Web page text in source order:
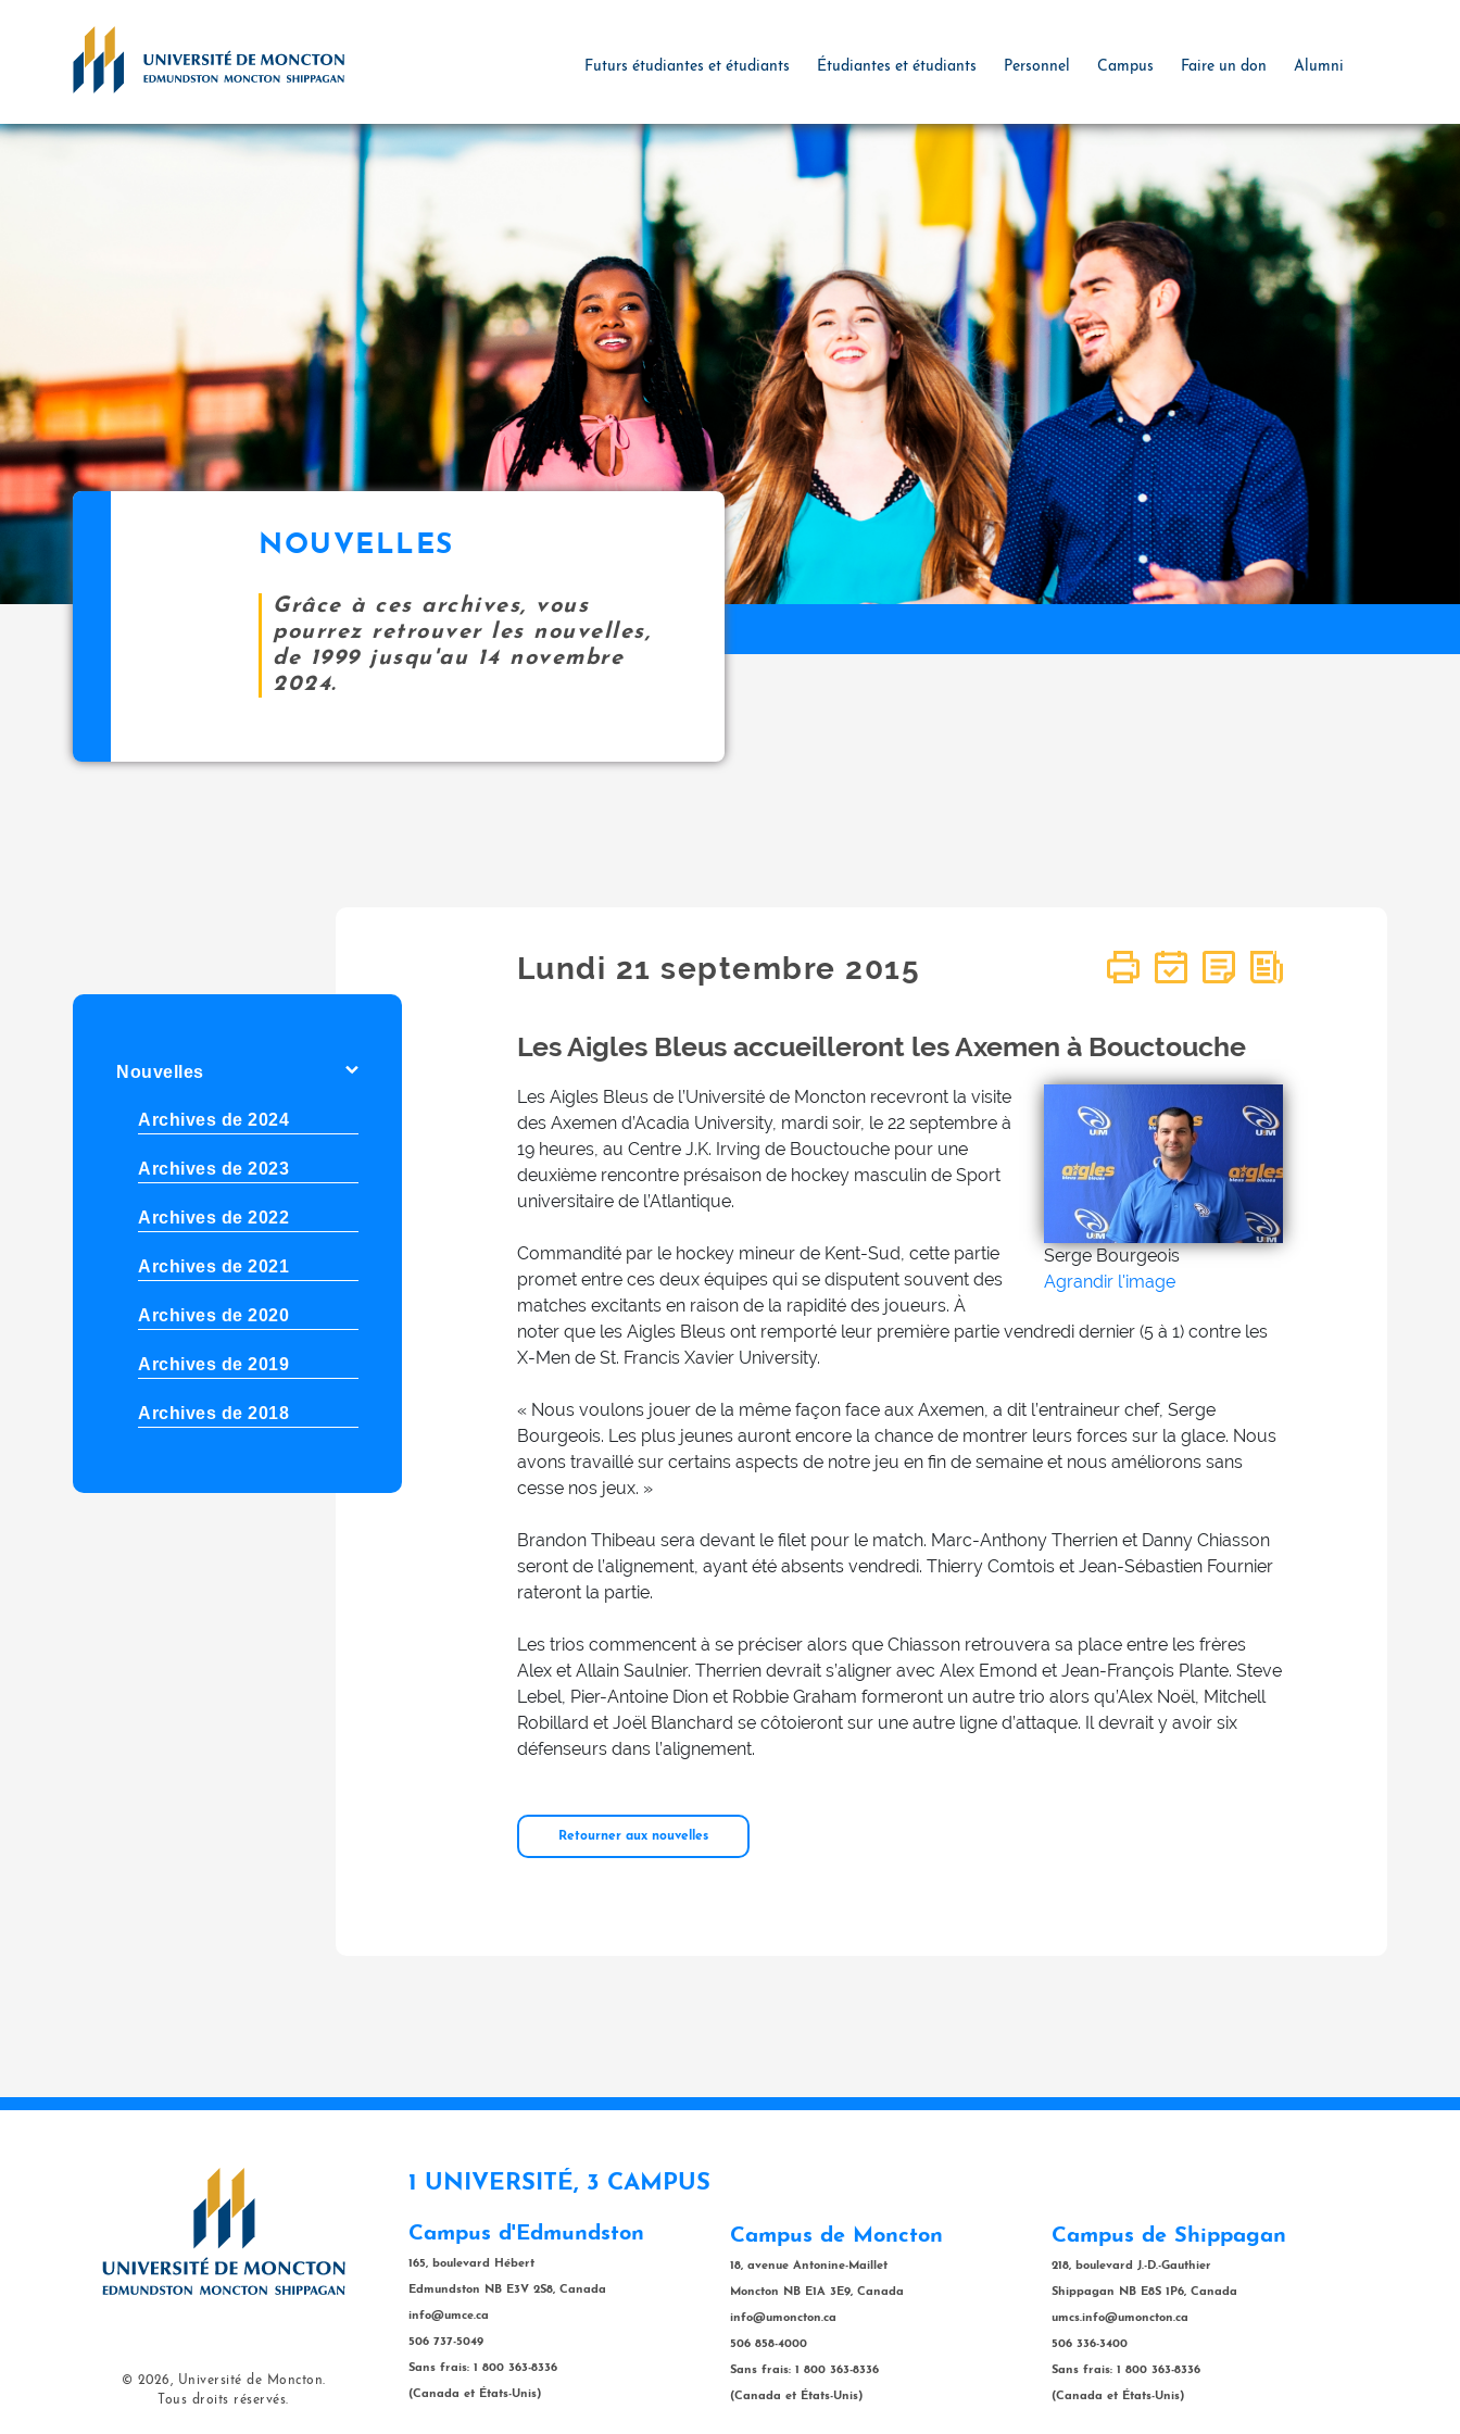
Futurs étudiantes et étudiants Étudiantes et étudiants Personnel Campus Faire un don Alumni
NOUVELLES
Grâce à ces archives, vous
pourrez retrouver les nouvelles,
de 1999 jusqu'au 14 novembre
2024.
Nouvelles
Archives de 2024
Archives de 2023
Archives de 2022
Archives de 2021
Archives de 2020
Archives de 2019
Archives de 2018
Lundi 21septembre 2015
Les Aigles Bleus accueilleront les Axemen à Bouctouche
Serge Bourgeois
Agrandir l'image
Les Aigles Bleus de l’Université de Moncton recevront la visite
des Axemen d’Acadia University, mardi soir, le 22 septembre à
19 heures, au Centre J.K. Irving de Bouctouche pour une
deuxième rencontre présaison de hockey masculin de Sport
universitaire de l’Atlantique.
Commandité par le hockey mineur de Kent-Sud, cette partie
promet entre ces deux équipes qui se disputent souvent des
matches excitants en raison de la rapidité des joueurs. À
noter que les Aigles Bleus ont remporté leur première partie vendredi dernier (5 à 1) contre les
X-Men de St. Francis Xavier University.
« Nous voulons jouer de la même façon face aux Axemen, a dit l’entraineur chef, Serge
Bourgeois. Les plus jeunes auront encore la chance de montrer leurs forces sur la glace. Nous
avons travaillé sur certains aspects de notre jeu en fin de semaine et nous améliorons sans
cesse nos jeux. »
Brandon Thibeau sera devant le filet pour le match. Marc-Anthony Therrien et Danny Chiasson
seront de l’alignement, ayant été absents vendredi. Thierry Comtois et Jean-Sébastien Fournier
rateront la partie.
Les trios commencent à se préciser alors que Chiasson retrouvera sa place entre les frères
Alex et Allain Saulnier. Therrien devrait s’aligner avec Alex Emond et Jean-François Plante. Steve
Lebel, Pier-Antoine Dion et Robbie Graham formeront un autre trio alors qu’Alex Noël, Mitchell
Robillard et Joël Blanchard se côtoieront sur une autre ligne d’attaque. Il devrait y avoir six
défenseurs dans l’alignement.
Retourner aux nouvelles
© 2026, Université de Moncton.
Tous droits réservés.
1 UNIVERSITÉ, 3 CAMPUS
Campus d'Edmundston
165, boulevard Hébert
Edmundston NB E3V 2S8, Canada
info@umce.ca
506 737-5049
Sans frais: 1 800 363-8336
(Canada et États-Unis)
Campus de Moncton
18, avenue Antonine-Maillet
Moncton NB E1A 3E9, Canada
info@umoncton.ca
506 858-4000
Sans frais: 1 800 363-8336
(Canada et États-Unis)
Campus de Shippagan
218, boulevard J.-D.-Gauthier
Shippagan NB E8S 1P6, Canada
umcs.info@umoncton.ca
506 336-3400
Sans frais: 1 800 363-8336
(Canada et États-Unis)